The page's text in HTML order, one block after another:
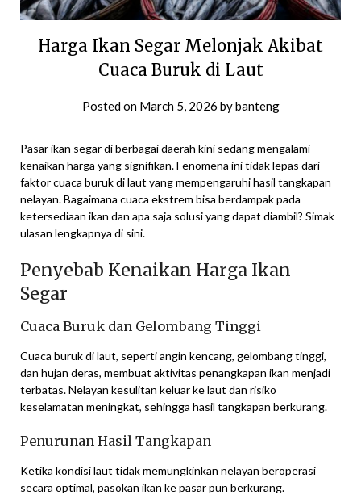
Harga Ikan Segar Melonjak Akibat
Cuaca Buruk di Laut
Posted on March 5, 2026 bybanteng
Pasar ikan segar di berbagai daerah kini sedang mengalami
kenaikan harga yang signifikan. Fenomena ini tidak lepas dari
faktor cuaca buruk di laut yang mempengaruhi hasil tangkapan
nelayan. Bagaimana cuaca ekstrem bisa berdampak pada
ketersediaan ikan dan apa saja solusi yang dapat diambil? Simak
ulasan lengkapnya di sini.
Penyebab Kenaikan Harga Ikan
Segar
Cuaca Buruk dan Gelombang Tinggi
Cuaca buruk di laut, seperti angin kencang, gelombang tinggi,
dan hujan deras, membuat aktivitas penangkapan ikan menjadi
terbatas. Nelayan kesulitan keluar ke laut dan risiko
keselamatan meningkat, sehingga hasil tangkapan berkurang.
Penurunan Hasil Tangkapan
Ketika kondisi laut tidak memungkinkan nelayan beroperasi
secara optimal, pasokan ikan ke pasar pun berkurang.